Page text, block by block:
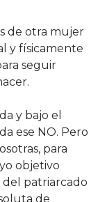
de otra mujer
y físicamente
seguir
y bajo el
ese NO. Pero
para
objetivo
patriarcado
de